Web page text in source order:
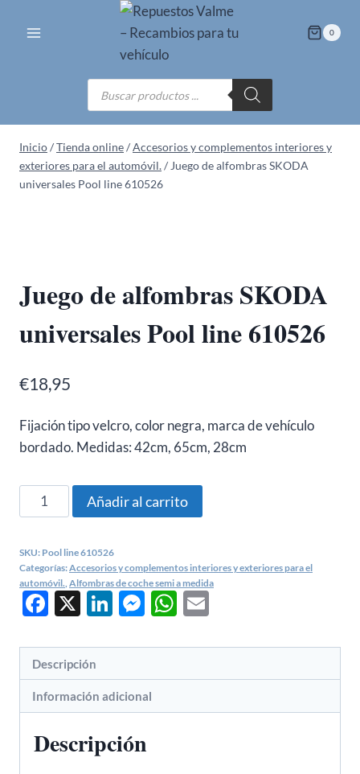
0
Búsqueda
de
productos
Inicio/Tienda online/Accesorios y complementos interiores y
exteriores para el automóvil./ Juego de alfombras SKODA
universales Pool line 610526
Juego de alfombras SKODA
universales Pool line 610526
€18,95
Fijación tipo velcro, color negra, marca de vehículo
bordado. Medidas: 42cm, 65cm, 28cm
Juego
de
SKODA
universales
Pool
610526
cantidad
Añadir al carrito
SKU: Pool line 610526
Categorías:Accesorios y complementos interiores y exteriores para el
automóvil. Alfombras de coche semi a medida
Facebook
X LinkedIn
Messenger
WhatsApp
Descripción
Información adicional
Descripción